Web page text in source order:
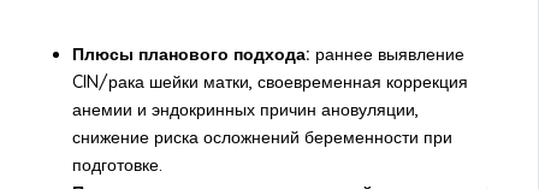
Плюсы планового подхода: раннее выявление
CIN/рака шейки матки, своевременная коррекция
анемии и эндокринных причин ановуляции,
снижение риска осложнений беременности при
подготовке.